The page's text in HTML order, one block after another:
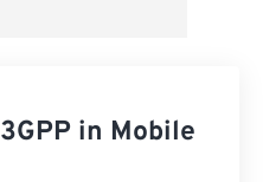
in Mobile